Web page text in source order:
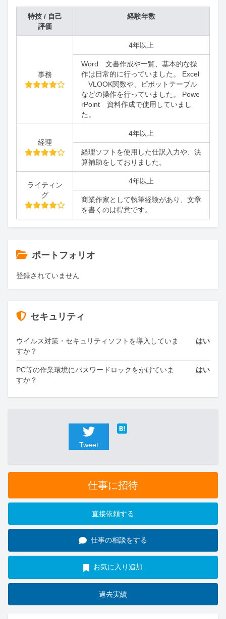
特技 / 自己
評価
経験年数
事務
4年以上
Word 文書作成や一覧、基本的な操
作は日常的に行っていました。 Excel
VLOOK関数や、ピポットテーブル
などの操作を行っていました。 Powe
rPoint 資料作成で使用していまし
た。
経理
4年以上
経理ソフトを使用した仕訳入力や、決
算補助をしておりました。
ライティン
グ
4年以上
商業作家として執筆経験があり、文章
を書くのは得意です。
ポートフォリオ
登録されていません
セキュリティ
ウイルス対策・セキュリティソフトを導入していま
すか？
はい
PC等の作業環境にパスワードロックをかけていま
すか？
はい
Tweet
仕事に招待
直接依頼する
仕事の相談をする
お気に入り追加
過去実績